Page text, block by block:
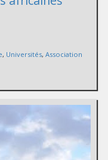
, Universités, Association